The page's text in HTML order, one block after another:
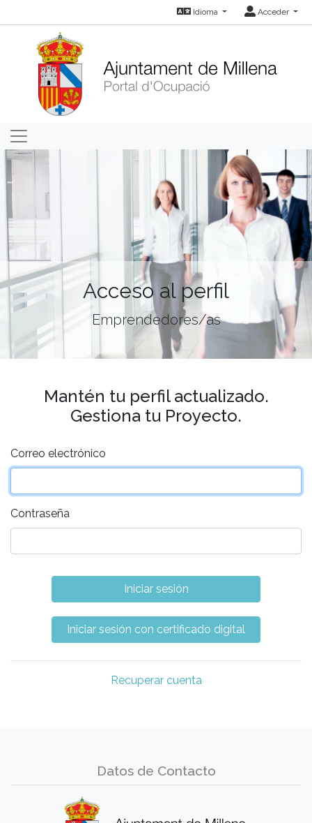
Idioma Acceder
Acceso al perfil
Emprendedores/as
Mantén tu perfil actualizado.
Gestiona tu Proyecto.
Correo electrónico
Contraseña
Recuperar cuenta
Datos de Contacto